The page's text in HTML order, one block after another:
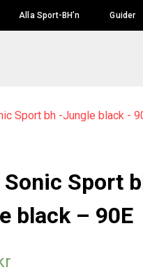
Alla Sport-BH’n Guider
Sonic Sport
black – 90E